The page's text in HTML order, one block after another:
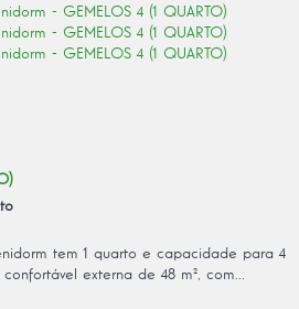
tem 1 quarto e capacidade para 4
externa de 48 m², com...